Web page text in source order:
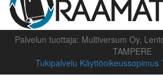
Palvelun tuottaja: Multiversum Oy,
TAMPERE
Tukipalvelu Käyttöoikeussopimus